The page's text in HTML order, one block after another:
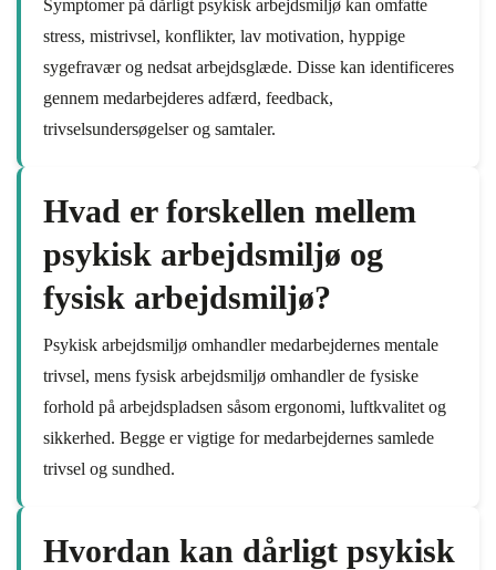
Symptomer på dårligt psykisk arbejdsmiljø kan omfatte
stress, mistrivsel, konflikter, lav motivation, hyppige
sygefravær og nedsat arbejdsglæde. Disse kan identificeres
gennem medarbejderes adfærd, feedback,
trivselsundersøgelser og samtaler.
Hvad er forskellen mellem
psykisk arbejdsmiljø og
fysisk arbejdsmiljø?
Psykisk arbejdsmiljø omhandler medarbejdernes mentale
trivsel, mens fysisk arbejdsmiljø omhandler de fysiske
forhold på arbejdspladsen såsom ergonomi, luftkvalitet og
sikkerhed. Begge er vigtige for medarbejdernes samlede
trivsel og sundhed.
Hvordan kan dårligt psykisk